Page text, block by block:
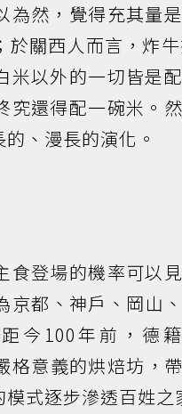
為然，覺得充其量
關西人而言，炸
以外的一切皆是
究還得配一碗米。
、漫長的演化。
食登場的機率可以
京都、神戶、岡
今100年前，德
意義的烘焙坊，
式逐步滲透百姓之